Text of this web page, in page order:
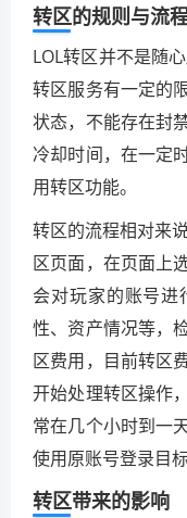
转区的规则与流
LOL转区并不是随
转区服务有一定的
状态，不能存在封
冷却时间，在一定
用转区功能。
转区的流程相对来
区页面，在页面上
会对玩家的账号
性、资产情况等，
区费用，目前转区
开始处理转区操作
常在几个小时到一
使用原账号登录目
转区带来的影响